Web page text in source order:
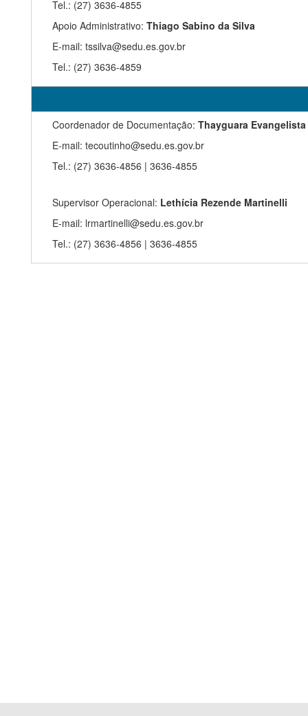
Tel.: (27) 3636-4855
Apoio Administrativo: Thiago Sabino da Silva
E-mail: tssilva@sedu.es.gov.br
Tel.: (27) 3636-4859
Coordenador de Documentação: Thayguara
E-mail: tecoutinho@sedu.es.gov.br
Tel.: (27) 3636-4856 | 3636-4855
Supervisor Operacional: Lethícia Rezende Martinelli
E-mail: lrmartinelli@sedu.es.gov.br
Tel.: (27) 3636-4856 | 3636-4855